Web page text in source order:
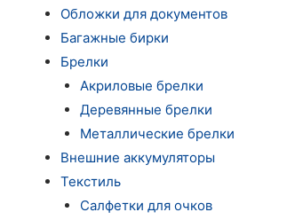
Обложки для документов
Багажные бирки
Брелки
Акриловые брелки
Деревянные брелки
Металлические брелки
Внешние аккумуляторы
Текстиль
Салфетки для очков